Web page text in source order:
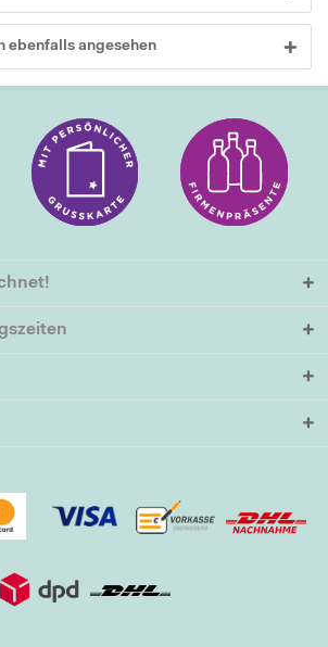
ebenfalls angesehen